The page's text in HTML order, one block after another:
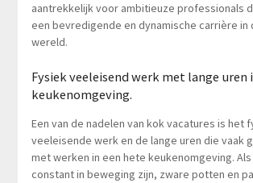
aantrekkelijk voor ambitieuze professionals
een bevredigende en dynamische carrière in
wereld.
Fysiek veeleisend werk met lange uren
keukenomgeving.
Een van de nadelen van kok vacatures is het
veeleisende werk en de lange uren die vaak
met werken in een hete keukenomgeving.
constant in beweging zijn, zware potten en